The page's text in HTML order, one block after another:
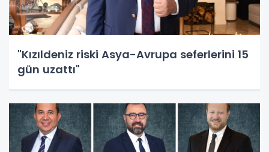
"Kızıldeniz riski Asya-Avrupa seferlerini 15
gün uzattı"